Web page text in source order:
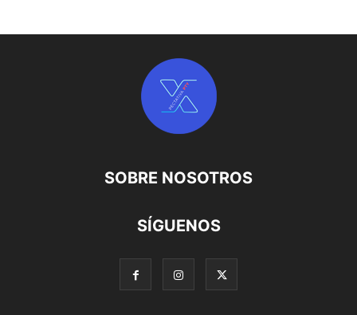
SOBRE NOSOTROS
SÍGUENOS